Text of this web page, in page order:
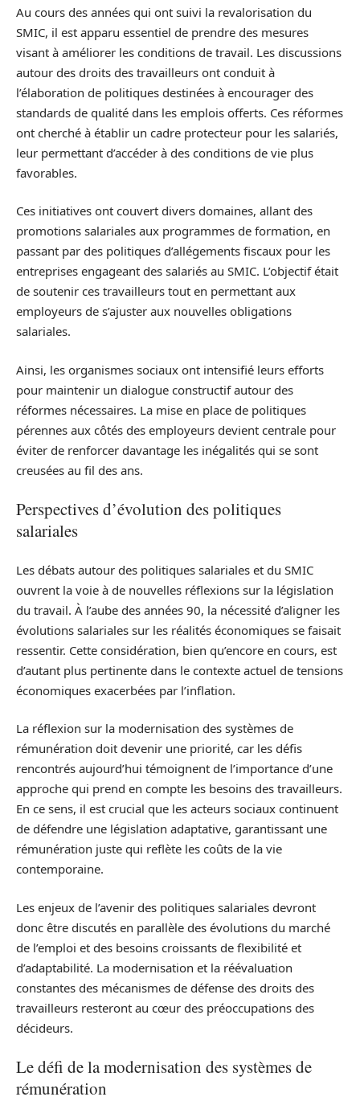
Au cours des années qui ont suivi la revalorisation du
SMIC, il est apparu essentiel de prendre des mesures
visant à améliorer les conditions de travail. Les discussions
autour des droits des travailleurs ont conduit à
l’élaboration de politiques destinées à encourager des
standards de qualité dans les emplois offerts. Ces réformes
ont cherché à établir un cadre protecteur pour les salariés,
leur permettant d’accéder à des conditions de vie plus
favorables.
Ces initiatives ont couvert divers domaines, allant des
promotions salariales aux programmes de formation, en
passant par des politiques d’allégements fiscaux pour les
entreprises engageant des salariés au SMIC. L’objectif était
de soutenir ces travailleurs tout en permettant aux
employeurs de s’ajuster aux nouvelles obligations
salariales.
Ainsi, les organismes sociaux ont intensifié leurs efforts
pour maintenir un dialogue constructif autour des
réformes nécessaires. La mise en place de politiques
pérennes aux côtés des employeurs devient centrale pour
éviter de renforcer davantage les inégalités qui se sont
creusées au fil des ans.
Perspectives d’évolution des politiques
salariales
Les débats autour des politiques salariales et du SMIC
ouvrent la voie à de nouvelles réflexions sur la législation
du travail. À l’aube des années 90, la nécessité d’aligner les
évolutions salariales sur les réalités économiques se faisait
ressentir. Cette considération, bien qu’encore en cours, est
d’autant plus pertinente dans le contexte actuel de tensions
économiques exacerbées par l’inflation.
La réflexion sur la modernisation des systèmes de
rémunération doit devenir une priorité, car les défis
rencontrés aujourd’hui témoignent de l’importance d’une
approche qui prend en compte les besoins des travailleurs.
En ce sens, il est crucial que les acteurs sociaux continuent
de défendre une législation adaptative, garantissant une
rémunération juste qui reflète les coûts de la vie
contemporaine.
Les enjeux de l’avenir des politiques salariales devront
donc être discutés en parallèle des évolutions du marché
de l’emploi et des besoins croissants de flexibilité et
d’adaptabilité. La modernisation et la réévaluation
constantes des mécanismes de défense des droits des
travailleurs resteront au cœur des préoccupations des
décideurs.
Le défi de la modernisation des systèmes de
rémunération